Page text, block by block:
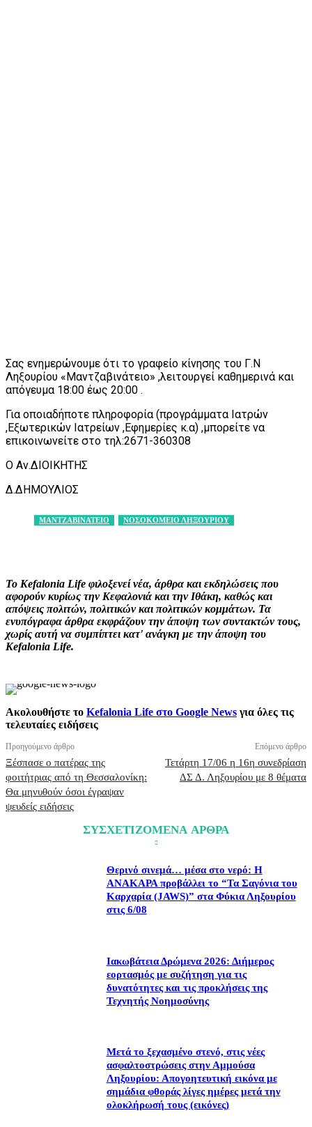
Σας ενημερώνουμε ότι το γραφείο κίνησης του Γ.Ν
Ληξουρίου «Μαντζαβινάτειο» ,λειτουργεί καθημερινά και
απόγευμα 18:00 έως 20:00 .
Για οποιαδήποτε πληροφορία (προγράμματα Ιατρών
,Εξωτερικών Ιατρείων ,Εφημερίες κ.α) ,μπορείτε να
επικοινωνείτε στο τηλ:2671-360308
Ο Αν.ΔΙΟΙΚΗΤΗΣ
Δ.ΔΗΜΟΥΛΙΟΣ
ΜΑΝΤΖΑΒΙΝΑΤΕΙΟ ΝΟΣΟΚΟΜΕΙΟ ΛΗΞΟΥΡΙΟΥ
Το Kefalonia Life φιλοξενεί νέα, άρθρα και εκδηλώσεις που
αφορούν κυρίως την Κεφαλονιά και την Ιθάκη, καθώς και
απόψεις πολιτών, πολιτικών και πολιτικών κομμάτων. Τα
ενυπόγραφα άρθρα εκφράζουν την άποψη των συντακτών τους,
χωρίς αυτή να συμπίπτει κατ' ανάγκη με την άποψη του
Kefalonia Life.
Ακολουθήστε το Kefalonia Life στο Google News για όλες τις
τελευταίες ειδήσεις
Προηγούμενο άρθρο
Ξέσπασε ο πατέρας της
φοιτήτριας από τη Θεσσαλονίκη:
Θα μηνυθούν όσοι έγραψαν
ψευδείς ειδήσεις
Επόμενο άρθρο
Τετάρτη 17/06 η 16η συνεδρίαση
ΔΣ Δ. Ληξουρίου με 8 θέματα
ΣΥΣΧΕΤΙΖΟΜΕΝΑ ΑΡΘΡΑ
Θερινό σινεμά… μέσα στο νερό: Η
ΑΝΑΚΑΡΑ προβάλλει το “Τα Σαγόνια του
Καρχαρία (JAWS)” στα Φύκια Ληξουρίου
στις 6/08
Ιακωβάτεια Δρώμενα 2026: Διήμερος
εορτασμός με συζήτηση για τις
δυνατότητες και τις προκλήσεις της
Τεχνητής Νοημοσύνης
Μετά το ξεχασμένο στενό, στις νέες
ασφαλτοστρώσεις στην Αμμούσα
Ληξουρίου: Απογοητευτική εικόνα με
σημάδια φθοράς λίγες ημέρες μετά την
ολοκλήρωσή τους (εικόνες)